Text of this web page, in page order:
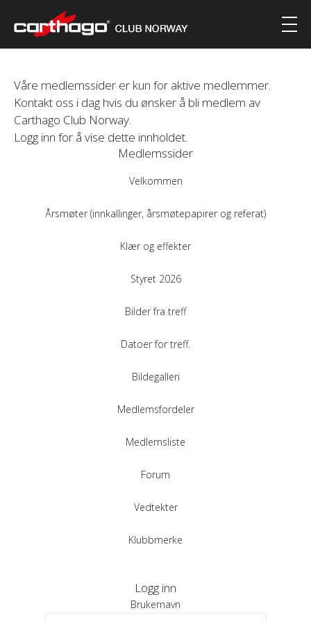
Våre medlemssider er kun for aktive medlemmer.
Kontakt oss i dag hvis du ønsker å bli medlem av
Carthago Club Norway.
Logg inn for å vise dette innholdet.
Medlemssider
Velkommen
Årsmøter (innkallinger, årsmøtepapirer og referat)
Klær og effekter
Styret 2026
Bilder fra treff
Datoer for treff.
Bildegalleri
Medlemsfordeler
Medlemsliste
Forum
Vedtekter
Klubbmerke
Logg inn
Brukernavn